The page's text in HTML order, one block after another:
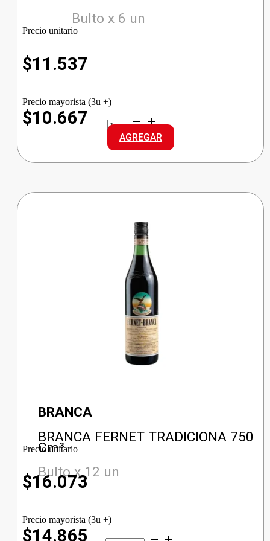
Bulto x 6 un
Precio unitario
$11.537
Precio mayorista (3u +)
$10.667
BOLS
GINEBRA
cantidad
AGREGAR
BRANCA
BRANCA FERNET TRADICIONA 750
Cm³
Bulto x 12 un
Precio unitario
$16.073
Precio mayorista (3u +)
$14.865
BRANCA